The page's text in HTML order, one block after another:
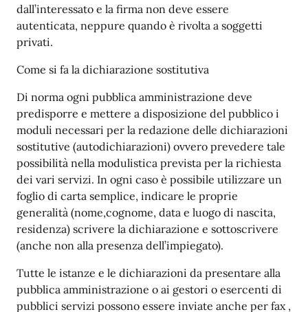
dall’interessato e la firma non deve essere
autenticata, neppure quando è rivolta a soggetti
privati.
Come si fa la dichiarazione sostitutiva
Di norma ogni pubblica amministrazione deve
predisporre e mettere a disposizione del pubblico i
moduli necessari per la redazione delle dichiarazioni
sostitutive (autodichiarazioni) ovvero prevedere tale
possibilità nella modulistica prevista per la richiesta
dei vari servizi. In ogni caso è possibile utilizzare un
foglio di carta semplice, indicare le proprie
generalità (nome,cognome, data e luogo di nascita,
residenza) scrivere la dichiarazione e sottoscrivere
(anche non alla presenza dell’impiegato).
Tutte le istanze e le dichiarazioni da presentare alla
pubblica amministrazione o ai gestori o esercenti di
pubblici servizi possono essere inviate anche per fax ,